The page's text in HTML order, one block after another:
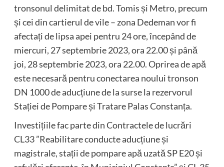
tronsonul delimitat de bd. Tomis și Metro, precum
și cei din cartierul de vile – zona Dedeman vor fi
afectați de lipsa apei pentru 24 ore, începând de
miercuri, 27 septembrie 2023, ora 22.00 și până
joi, 28 septembrie 2023, ora 22.00. Oprirea de apă
este necesară pentru conectarea noului tronson
DN 1000 de aducțiune de la surse la rezervorul
Stației de Pompare și Tratare Palas Constanța.
Investițiile fac parte din Contractele de lucrări
CL33 ”Reabilitare conducte aducțiune și
magistrale, stații de pompare apă uzată SP E20 și